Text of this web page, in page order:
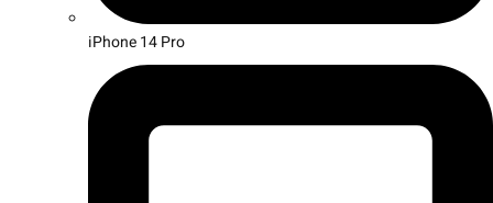
iPhone 14 Pro